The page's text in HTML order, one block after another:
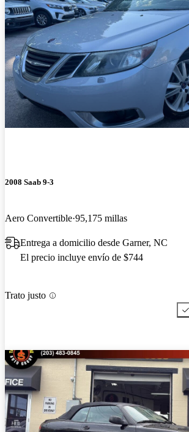
2008 Saab 9-3
Aero Convertible 95,175 millas
Entrega a domicilio desde Garner, NC
El precio incluye envío de $744
Trato justo